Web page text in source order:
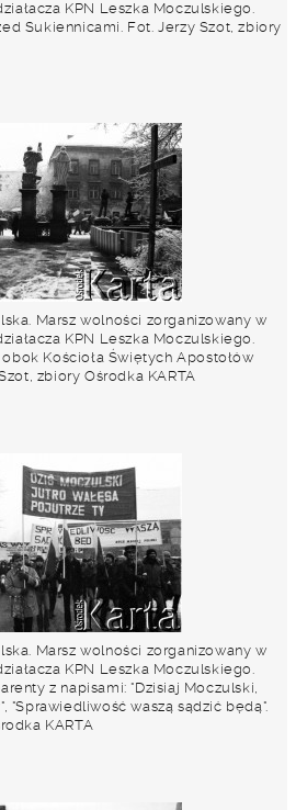
KPN Leszka Moczulskiego.
Sukiennicami. Fot. Jerzy Szot, zbiory
Marsz wolności zorganizowany w
KPN Leszka Moczulskiego.
Kościoła Świętych Apostołów
zbiory Ośrodka KARTA
Marsz wolności zorganizowany w
KPN Leszka Moczulskiego.
z napisami: "Dzisiaj Moczulski,
"Sprawiedliwość waszą sądzić będą".
KARTA